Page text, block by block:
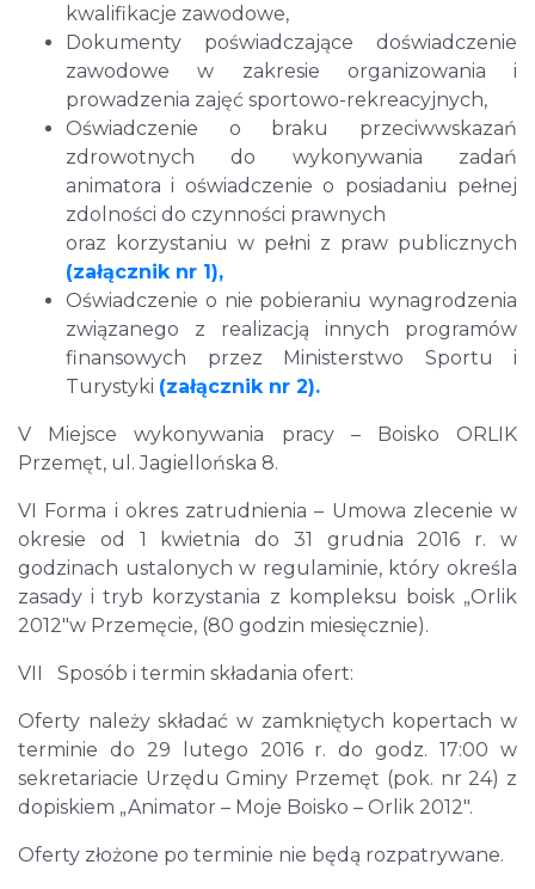
kwalifikacje zawodowe,
Dokumenty poświadczające doświadczenie
zawodowe w zakresie organizowania i
prowadzenia zajęć sportowo-rekreacyjnych,
Oświadczenie o braku przeciwwskazań
zdrowotnych do wykonywania zadań
animatora i oświadczenie o posiadaniu pełnej
zdolności do czynności prawnych
oraz korzystaniu w pełni z praw publicznych
(załącznik nr 1),
Oświadczenie o nie pobieraniu wynagrodzenia
związanego z realizacją innych programów
finansowych przez Ministerstwo Sportu i
Turystyki (załącznik nr 2).
V Miejsce wykonywania pracy – Boisko ORLIK
Przemęt, ul. Jagiellońska 8.
VI Forma i okres zatrudnienia – Umowa zlecenie w
okresie od 1 kwietnia do 31 grudnia 2016 r. w
godzinach ustalonych w regulaminie, który określa
zasady i tryb korzystania z kompleksu boisk „Orlik
2012″w Przemęcie, (80 godzin miesięcznie).
VII Sposób i termin składania ofert:
Oferty należy składać w zamkniętych kopertach w
terminie do 29 lutego 2016 r. do godz. 17:00 w
sekretariacie Urzędu Gminy Przemęt (pok. nr 24) z
dopiskiem „Animator – Moje Boisko – Orlik 2012″.
Oferty złożone po terminie nie będą rozpatrywane.